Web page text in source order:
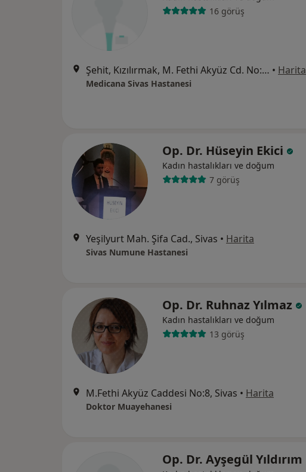
16 görüş
Şehit, Kızılırmak, M. Fethi Akyüz Cd. No: 8Merkez/Sivas, Sivas • Harita
Medicana Sivas Hastanesi
Op. Dr. Hüseyin Ekici
Kadın hastalıkları ve doğum
7 görüş
Yeşilyurt Mah. Şifa Cad., Sivas • Harita
Sivas Numune Hastanesi
Op. Dr. Ruhnaz Yılmaz
Kadın hastalıkları ve doğum
13 görüş
M.Fethi Akyüz Caddesi No:8, Sivas • Harita
Doktor Muayehanesi
Op. Dr. Ayşegül Yıldırım